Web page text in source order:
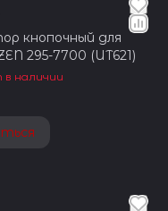
кнопочный для
295-7700 (UT621)
наличии